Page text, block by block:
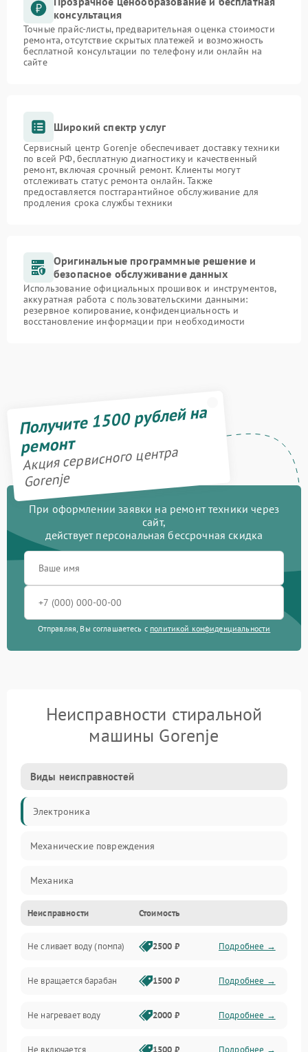
консультация
Точные прайс-листы, предварительная оценка стоимости
ремонта, отсутствие скрытых платежей и возможность
бесплатной консультации по телефону или онлайн на
сайте
Широкий спектр услуг
Сервисный центр Gorenje обеспечивает доставку техники
по всей РФ, бесплатную диагностику и качественный
ремонт, включая срочный ремонт. Клиенты могут
отслеживать статус ремонта онлайн. Также
предоставляется постгарантийное обслуживание для
продления срока службы техники
Оригинальные программные решение и
безопасное обслуживание данных
Использование официальных прошивок и инструментов,
аккуратная работа с пользовательскими данными:
резервное копирование, конфиденциальность и
восстановление информации при необходимости
Получите 1500 рублей на
ремонт
Акция сервисного центра
Gorenje
При оформлении заявки на ремонт техники через
сайт,
действует персональная бессрочная скидка
Отправляя, Вы соглашаетесь с политикой конфиденциальности
Неисправности стиральной
машины Gorenje
Виды неисправностей
Электроника
Механические повреждения
Механика
Электропитание
Водоснабжение
Слив
Программное обеспечение
Неисправности Стоимость
Не сливает воду (помпа) 2500 ₽ Подробнее →
Не вращается барабан 1500 ₽ Подробнее →
Не нагревает воду 2000 ₽ Подробнее →
Не включается 1500 ₽ Подробнее →